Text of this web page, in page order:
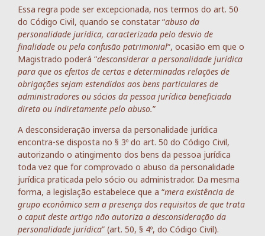
Essa regra pode ser excepcionada, nos termos do art. 50
do Código Civil, quando se constatar “abuso da
personalidade jurídica, caracterizada pelo desvio de
finalidade ou pela confusão patrimonial“, ocasião em que o
Magistrado poderá “desconsiderar a personalidade jurídica
para que os efeitos de certas e determinadas relações de
obrigações sejam estendidos aos bens particulares de
administradores ou sócios da pessoa jurídica beneficiada
direta ou indiretamente pelo abuso.”
A desconsideração inversa da personalidade jurídica
encontra-se disposta no § 3º do art. 50 do Código Civil,
autorizando o atingimento dos bens da pessoa jurídica
toda vez que for comprovado o abuso da personalidade
jurídica praticada pelo sócio ou administrador. Da mesma
forma, a legislação estabelece que a “mera existência de
grupo econômico sem a presença dos requisitos de que trata
o caput deste artigo não autoriza a desconsideração da
personalidade jurídica” (art. 50, § 4º, do Código Civil).